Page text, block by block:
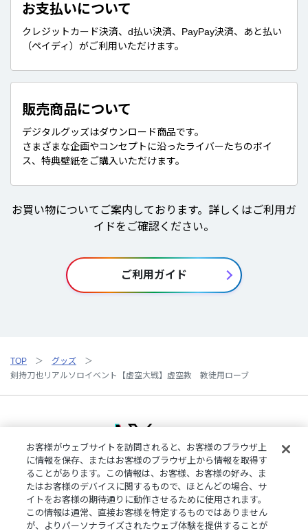
お支払いについて
クレジットカード決済、d払い決済、PayPay決済、あと払い
（ペイディ）がご利用いただけます。
販売商品について
デジタルグッズはダウンロード商品です。
さまざまな企画やコンセプトに沿ったライバーたちのボイ
ス、特典壁紙をご購入いただけます。
お買い物についてご案内しております。詳しくはご利用ガ
イドをご確認ください。
ご利用ガイド
TOP
グッズ
剣持刀也リアルソロイベント【虚空大戦】虚空教 教徒用ローブ
ご利用規約プライバシーポリシー
特定商取引法に基づく表記
ご利用ガイドよくある質問お問い合わせにじさんじ公式サイト
クッキーの詳細
お客様がウェブサイトを訪問されると、お客様のブラウザ上
に情報を保存、またはお客様のブラウザ上から情報を取得す
ることがあります。この情報は、お客様、お客様の好み、ま
たはお客様のデバイスに関するもので、ほとんどの場合、サ
イトをお客様の期待通りに動作させるために使用されます。
この情報は通常、直接お客様を特定するものではありません
が、よりパーソナライズされたウェブ体験を提供することが